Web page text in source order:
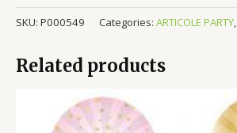
SKU: P000549 Categories: ARTICOLE PARTY,
Related products